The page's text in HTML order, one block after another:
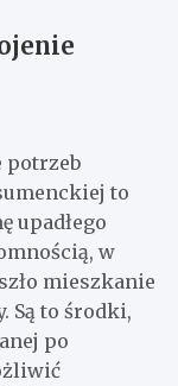
potrzeb
to
upadłego
w
mieszkanie
Są to środki,
po